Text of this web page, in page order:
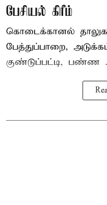
பேசியல் கிரீம்
கொடைக்கானல்
பேத்துப்பாறை,
குண்டுப்பட்டி, பண்ண